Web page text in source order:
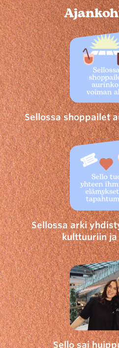
Sellossa shoppailet
Sellossa arki
kulttuuriin ja
Sello sai